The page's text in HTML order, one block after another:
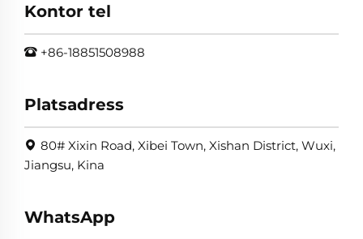
Kontor tel
+86-18851508988
Platsadress
80# Xixin Road, Xibei Town, Xishan District, Wuxi,
Jiangsu, Kina
WhatsApp